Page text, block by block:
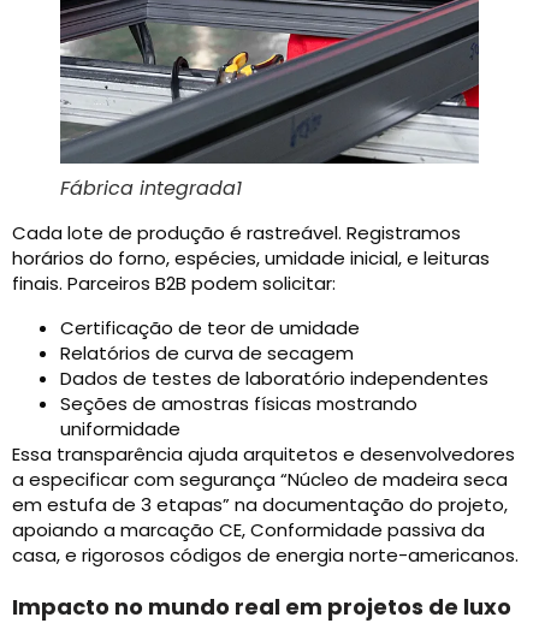
Fábrica integrada1
Cada lote de produção é rastreável. Registramos
horários do forno, espécies, umidade inicial, e leituras
finais. Parceiros B2B podem solicitar:
Certificação de teor de umidade
Relatórios de curva de secagem
Dados de testes de laboratório independentes
Seções de amostras físicas mostrando
uniformidade
Essa transparência ajuda arquitetos e desenvolvedores
a especificar com segurança “Núcleo de madeira seca
em estufa de 3 etapas” na documentação do projeto,
apoiando a marcação CE, Conformidade passiva da
casa, e rigorosos códigos de energia norte-americanos.
Impacto no mundo real em projetos de luxo